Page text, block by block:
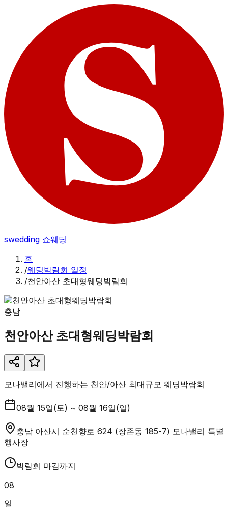
swedding 쇼웨딩
홈
/웨딩박람회 일정
/천안아산 초대형웨딩박람회
충남
천안아산 초대형웨딩박람회
모나밸리에서 진행하는 천안/아산 최대규모 웨딩박람회
08월 15일(토) ~ 08월 16일(일)
충남 아산시 순천향로 624 (장존동 185-7) 모나밸리 특별
행사장
박람회 마감까지
08
일